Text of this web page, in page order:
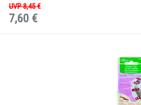
UVP 8,45 €
7,60 €